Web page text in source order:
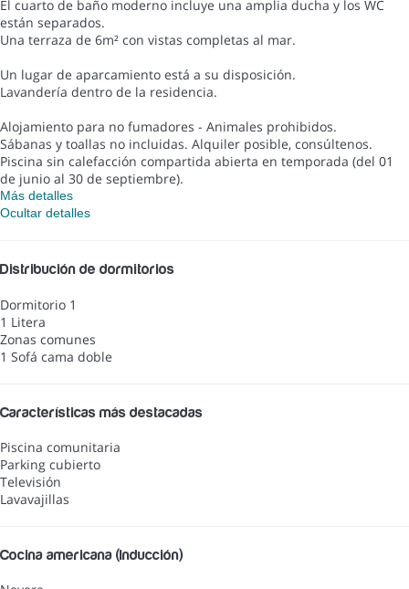
El cuarto de baño moderno incluye una amplia ducha y los WC
están separados.
Una terraza de 6m² con vistas completas al mar.
Un lugar de aparcamiento está a su disposición.
Lavandería dentro de la residencia.
Alojamiento para no fumadores - Animales prohibidos.
Sábanas y toallas no incluidas. Alquiler posible, consúltenos.
Piscina sin calefacción compartida abierta en temporada (del 01
de junio al 30 de septiembre).
Más detalles
Ocultar detalles
Distribución de dormitorios
Dormitorio 1
1 Litera
Zonas comunes
1 Sofá cama doble
Características más destacadas
Piscina comunitaria
Parking cubierto
Televisión
Lavavajillas
Cocina americana (Inducción)